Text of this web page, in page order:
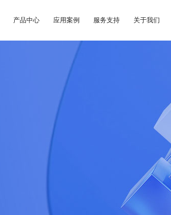
产品中心 应用案例 服务支持 关于我们